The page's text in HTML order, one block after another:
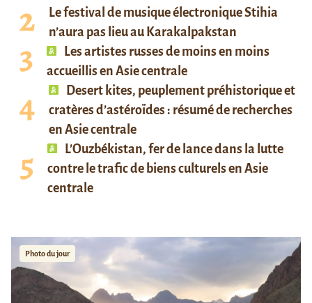
Le festival de musique électronique Stihia
n’aura pas lieu au Karakalpakstan
Les artistes russes de moins en moins
accueillis en Asie centrale
Desert kites, peuplement préhistorique et
cratères d’astéroïdes : résumé de recherches
en Asie centrale
L’Ouzbékistan, fer de lance dans la lutte
contre le trafic de biens culturels en Asie
centrale
Photo du jour